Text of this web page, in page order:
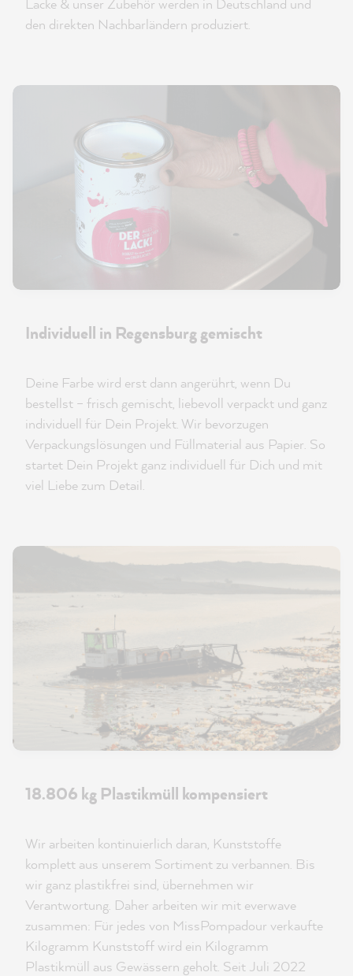
Lacke & unser Zubehör werden in Deutschland und
den direkten Nachbarländern produziert.
Individuell in Regensburg gemischt
Deine Farbe wird erst dann angerührt, wenn Du
bestellst – frisch gemischt, liebevoll verpackt und ganz
individuell für Dein Projekt. Wir bevorzugen
Verpackungslösungen und Füllmaterial aus Papier. So
startet Dein Projekt ganz individuell für Dich und mit
viel Liebe zum Detail.
18.806 kg Plastikmüll kompensiert
Wir arbeiten kontinuierlich daran, Kunststoffe
komplett aus unserem Sortiment zu verbannen. Bis
wir ganz plastikfrei sind, übernehmen wir
Verantwortung. Daher arbeiten wir mit everwave
zusammen: Für jedes von MissPompadour verkaufte
Kilogramm Kunststoff wird ein Kilogramm
Plastikmüll aus Gewässern geholt. Seit Juli 2022